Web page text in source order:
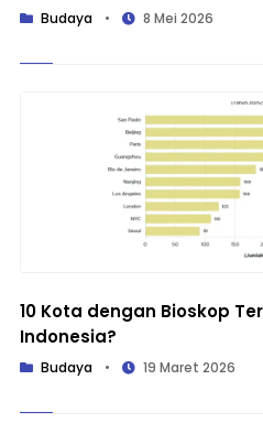
Budaya • 8 Mei 2026
10 Kota dengan Bioskop
Indonesia?
Budaya • 19 Maret 2026